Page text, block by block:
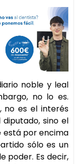
noble y leal
no lo es.
no es el interés
sino el
está por encima
sólo es un
poder. Es decir,